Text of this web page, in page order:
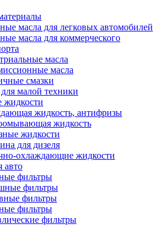
масла для легковых автомобилей
масла для коммерческого
масла
масла
смазки
малой техники
жидкости
жидкость, антифризы
жидкость
жидкости
для дизеля
охлаждающие жидкости
авто
фильтры
фильтры
фильтры
фильтры
фильтры